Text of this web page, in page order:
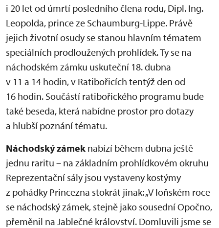
i 20 let od úmrtí posledního člena rodu, Dipl. Ing.
Leopolda, prince ze Schaumburg-Lippe. Právě
jejich životní osudy se stanou hlavním tématem
speciálních prodloužených prohlídek. Ty se na
náchodském zámku uskuteční 18. dubna
v 11 a 14 hodin, v Ratibořicích tentýž den od
16 hodin. Součástí ratibořického programu bude
také beseda, která nabídne prostor pro dotazy
a hlubší poznání tématu.
Náchodský zámek nabízí během dubna ještě
jednu raritu – na základním prohlídkovém okruhu
Reprezentační sály jsou vystaveny kostýmy
z pohádky Princezna stokrát jinak: „V loňském roce
se náchodský zámek, stejně jako sousední Opočno,
přeměnil na Jablečné království. Domluvili jsme se